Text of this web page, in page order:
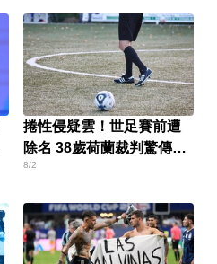
捲性侵疑雲！世足賽前遭
除名 38歲荷蘭裁判驚傳驟
逝
8/2